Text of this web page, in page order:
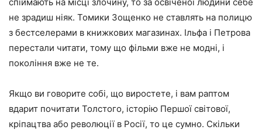
не зрадиш ніяк. Томики Зощенко не ставлять на полицю
з бестселерами в книжкових магазинах. Ільфа і Петрова
перестали читати, тому що фільми вже не модні, і
покоління вже не те.
Якщо ви говорите собі, що виростете, і вам раптом
вдарит почитати Толстого, історію Першої світової,
кріпацтва або революції в Росії, то це сумно. Скільки